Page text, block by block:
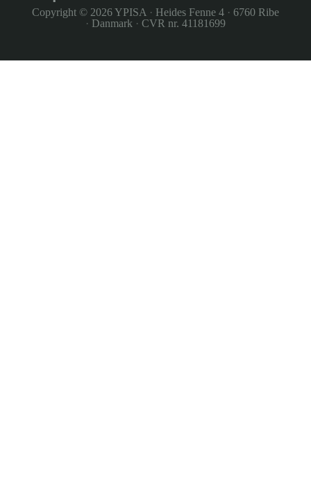
Copyright © 2026YPISA · Heides Fenne 4 · 6760 Ribe
· Danmark · CVR nr. 41181699